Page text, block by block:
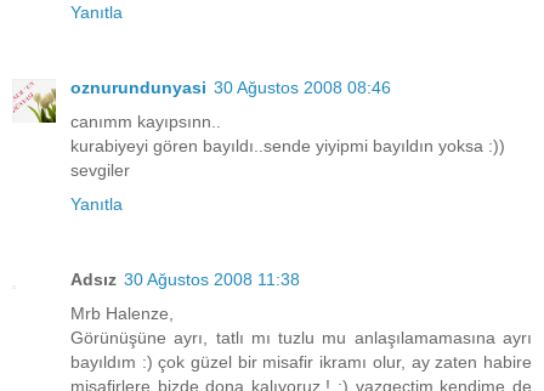
Yanıtla
oznurundunyasi 30 Ağustos 2008 08:46
canımm kayıpsınn..
kurabiyeyi gören bayıldı..sende yiyipmi bayıldın yoksa :))
sevgiler
Yanıtla
Adsız 30 Ağustos 2008 11:38
Mrb Halenze,
Görünüşüne ayrı, tatlı mı tuzlu mu anlaşılamamasına ayrı
bayıldım :) çok güzel bir misafir ikramı olur, ay zaten habire
misafirlere bizde dona kalıyoruz,! :) vazgeçtim kendime de